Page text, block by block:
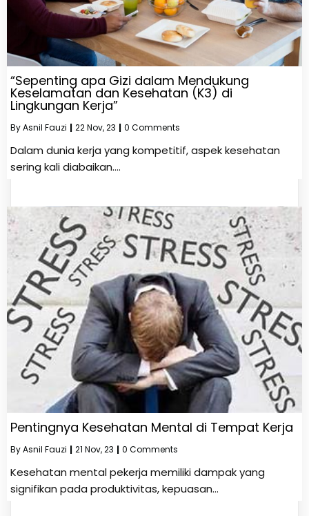
“Sepenting apa Gizi dalam Mendukung
Keselamatan dan Kesehatan (K3) di
Lingkungan Kerja”
ByAsnil Fauzi | 22Nov, 23 | 0 Comments
Dalam dunia kerja yang kompetitif, aspek kesehatan
sering kali diabaikan.…
Pentingnya Kesehatan Mental di Tempat Kerja
ByAsnil Fauzi | 21 Nov, 23 | 0 Comments
Kesehatan mental pekerja memiliki dampak yang
signifikan pada produktivitas, kepuasan…